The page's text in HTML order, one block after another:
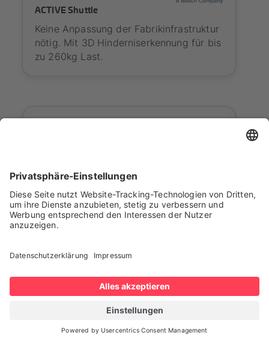
ACTIVE Shuttle
Keine Anpassung der Fabrikinfrastruktur
nötig. Mit 3D Hinderniserkennung für bis
zu 260kg Last.
Der CF1500 ist ein